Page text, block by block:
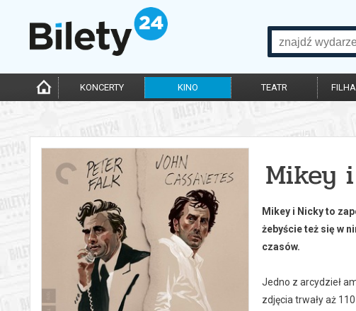
KONCERTY KINO TEATR
Mikey
Mikey i Nicky to
żebyście też się w
czasów.
Jedno z arcydzieł
zdjęcia trwały aż